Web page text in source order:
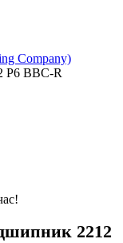
Company)
P6 BBC-R
2212